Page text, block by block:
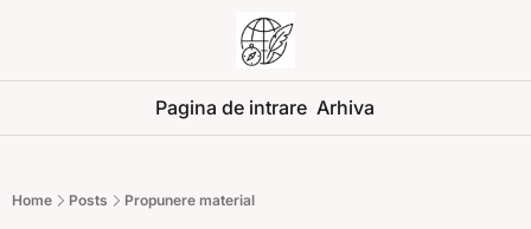
Pagina de intrare Arhiva
Home Posts Propunere material